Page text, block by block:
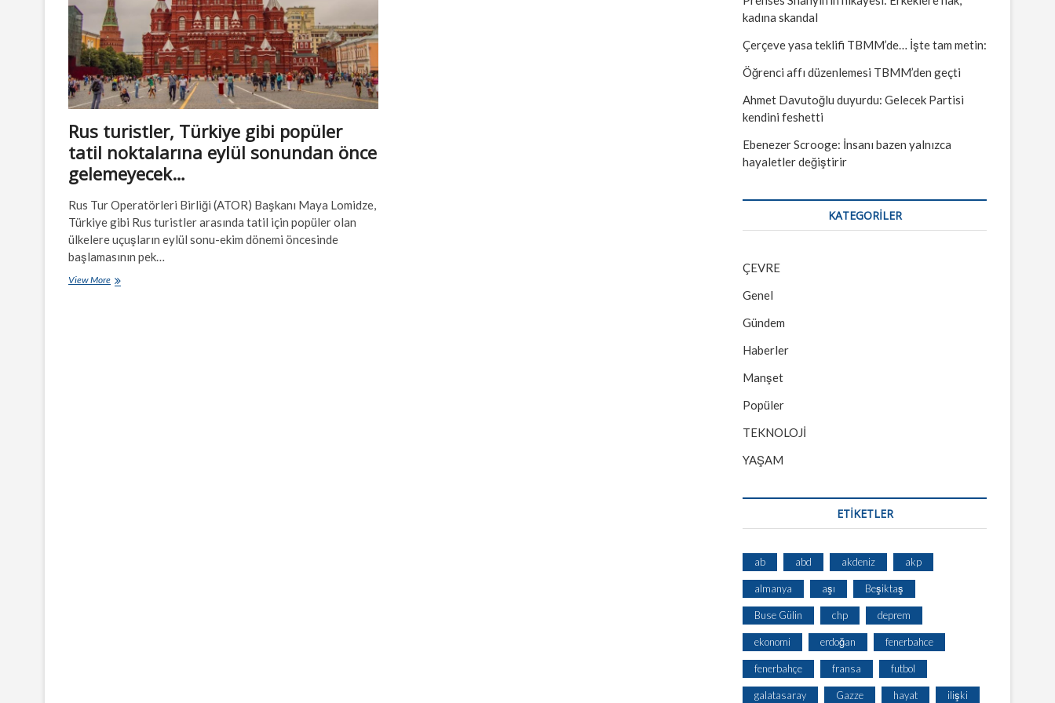
Rus turistler, Türkiye gibi popüler
tatil noktalarına eylül sonundan önce
gelemeyecek…
Rus Tur Operatörleri Birliği (ATOR) Başkanı Maya Lomidze,
Türkiye gibi Rus turistler arasında tatil için popüler olan
ülkelere uçuşların eylül sonu-ekim dönemi öncesinde
başlamasının pek…
View MoreRus
kadına skandal
Çerçeve yasa teklifi TBMM’de… İşte tam metin:
Öğrenci affı düzenlemesi TBMM’den geçti
Ahmet Davutoğlu duyurdu: Gelecek Partisi
kendini feshetti
Ebenezer Scrooge: İnsanı bazen yalnızca
hayaletler değiştirir
KATEGORILER
ÇEVRE
Genel
Gündem
Haberler
Manşet
Popüler
TEKNOLOJİ
YAŞAM
ETİKETLER
ab abd akdeniz akp
almanya aşı Beşiktaş
Buse Gülin chp deprem
ekonomi erdoğan fenerbahce
fenerbahçe fransa futbol
galatasaray Gazze hayat ilişki